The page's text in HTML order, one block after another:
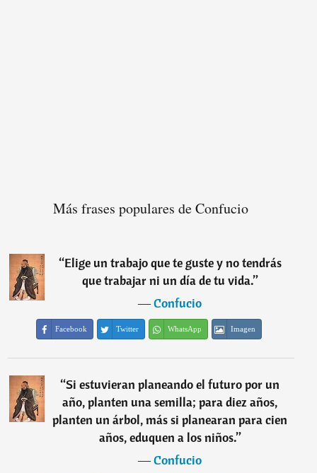
Más frases populares de Confucio
“Elige un trabajo que te guste y no tendrás
que trabajar ni un día de tu vida.”
―Confucio
Facebook Twitter WhatsApp Imagen
“Si estuvieran planeando el futuro por un
año, planten una semilla; para diez años,
planten un árbol, más si planearan para cien
años, eduquen a los niños.”
―Confucio